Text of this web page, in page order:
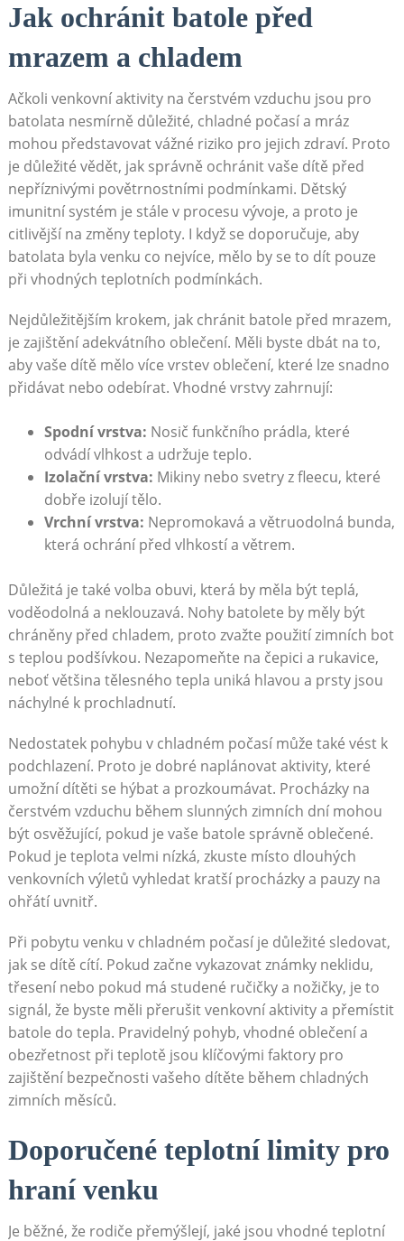
Jak ochránit batole před
mrazem a chladem
Ačkoli venkovní aktivity na čerstvém vzduchu jsou pro
batolata nesmírně důležité, chladné počasí a mráz
mohou představovat vážné riziko pro jejich zdraví. Proto
je důležité vědět, jak správně ochránit vaše dítě před
nepříznivými povětrnostními podmínkami. Dětský
imunitní systém je stále v procesu vývoje, a proto je
citlivější na změny teploty. I když se doporučuje, aby
batolata byla venku co nejvíce, mělo by se to dít pouze
při vhodných teplotních podmínkách.
Nejdůležitějším krokem, jak chránit batole před mrazem,
je zajištění adekvátního oblečení. Měli byste dbát na to,
aby vaše dítě mělo více vrstev oblečení, které lze snadno
přidávat nebo odebírat. Vhodné vrstvy zahrnují:
Spodní vrstva: Nosič funkčního prádla, které
odvádí vlhkost a udržuje teplo.
Izolační vrstva: Mikiny nebo svetry z fleecu, které
dobře izolují tělo.
Vrchní vrstva: Nepromokavá a větruodolná bunda,
která ochrání před vlhkostí a větrem.
Důležitá je také volba obuvi, která by měla být teplá,
voděodolná a neklouzavá. Nohy batolete by měly být
chráněny před chladem, proto zvažte použití zimních bot
s teplou podšívkou. Nezapomeňte na čepici a rukavice,
neboť většina tělesného tepla uniká hlavou a prsty jsou
náchylné k prochladnutí.
Nedostatek pohybu v chladném počasí může také vést k
podchlazení. Proto je dobré naplánovat aktivity, které
umožní dítěti se hýbat a prozkoumávat. Procházky na
čerstvém vzduchu během slunných zimních dní mohou
být osvěžující, pokud je vaše batole správně oblečené.
Pokud je teplota velmi nízká, zkuste místo dlouhých
venkovních výletů vyhledat kratší procházky a pauzy na
ohřátí uvnitř.
Při pobytu venku v chladném počasí je důležité sledovat,
jak se dítě cítí. Pokud začne vykazovat známky neklidu,
třesení nebo pokud má studené ručičky a nožičky, je to
signál, že byste měli přerušit venkovní aktivity a přemístit
batole do tepla. Pravidelný pohyb, vhodné oblečení a
obezřetnost při teplotě jsou klíčovými faktory pro
zajištění bezpečnosti vašeho dítěte během chladných
zimních měsíců.
Doporučené teplotní limity pro
hraní venku
Je běžné, že rodiče přemýšlejí, jaké jsou vhodné teplotní